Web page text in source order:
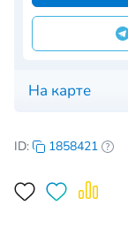
На карте
ID: 1858421